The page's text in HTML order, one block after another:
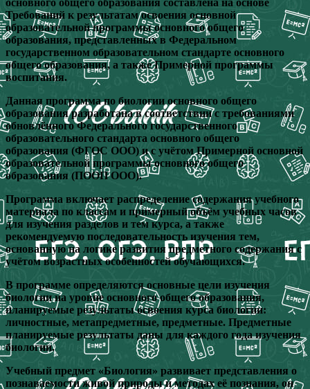
основного общего образования составлена на основе
Требований к результатам освоения основной
образовательной программы основного общего
образования, представленных в Федеральном
государственном образовательном стандарте основного
общего образования, а также Примерной программы
воспитания.
Данная программа по биологии основного общего
образования разработана в соответствии с требованиями
обновлённого Федерального государственного
образовательного стандарта основного общего
образования (ФГОС ООО) и с учётом Примерной основной
образовательной программы основного общего
образования (ПООП ООО).
Программа включает распределение содержания учебного
материала по классам и примерный объём учебных часов
для изучения разделов и тем курса, а также
рекомендуемую последовательность изучения тем,
основанную на логике развития предметного содержания с
учётом возрастных особенностей обучающихся.
В программе определяются основные цели изучения
биологии на уровне основного общего образования,
планируемые результаты освоения курса биологии:
личностные, метапредметные, предметные. Предметные
планируемые результаты даны для каждого года изучения
биологии.
Учебный предмет «Биология» развивает представления о
познаваемости живой природы и методах её познания, он